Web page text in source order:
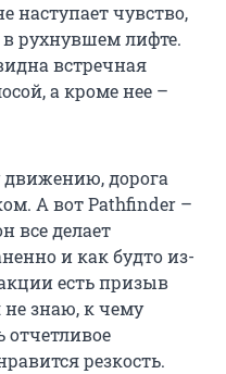
наступает чувство,
в рухнувшем лифте.
встречная
а кроме нее –
движению, дорога
А вот Pathfinder –
все делает
и как будто из-
есть призыв
не знаю, к чему
отчетливое
резкость.